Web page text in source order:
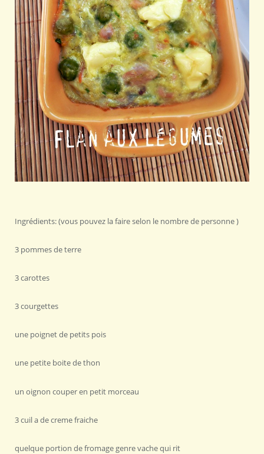
Ingrédients: (vous pouvez la faire selon le nombre de personne )
3 pommes de terre
3 carottes
3 courgettes
une poignet de petits pois
une petite boite de thon
un oignon couper en petit morceau
3 cuil a de creme fraiche
quelque portion de fromage genre vache qui rit